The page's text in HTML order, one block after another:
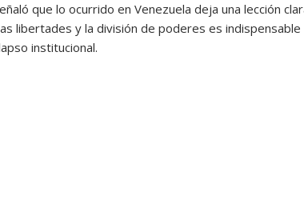
que lo ocurrido en Venezuela deja una lección
libertades y la división de poderes es
institucional.